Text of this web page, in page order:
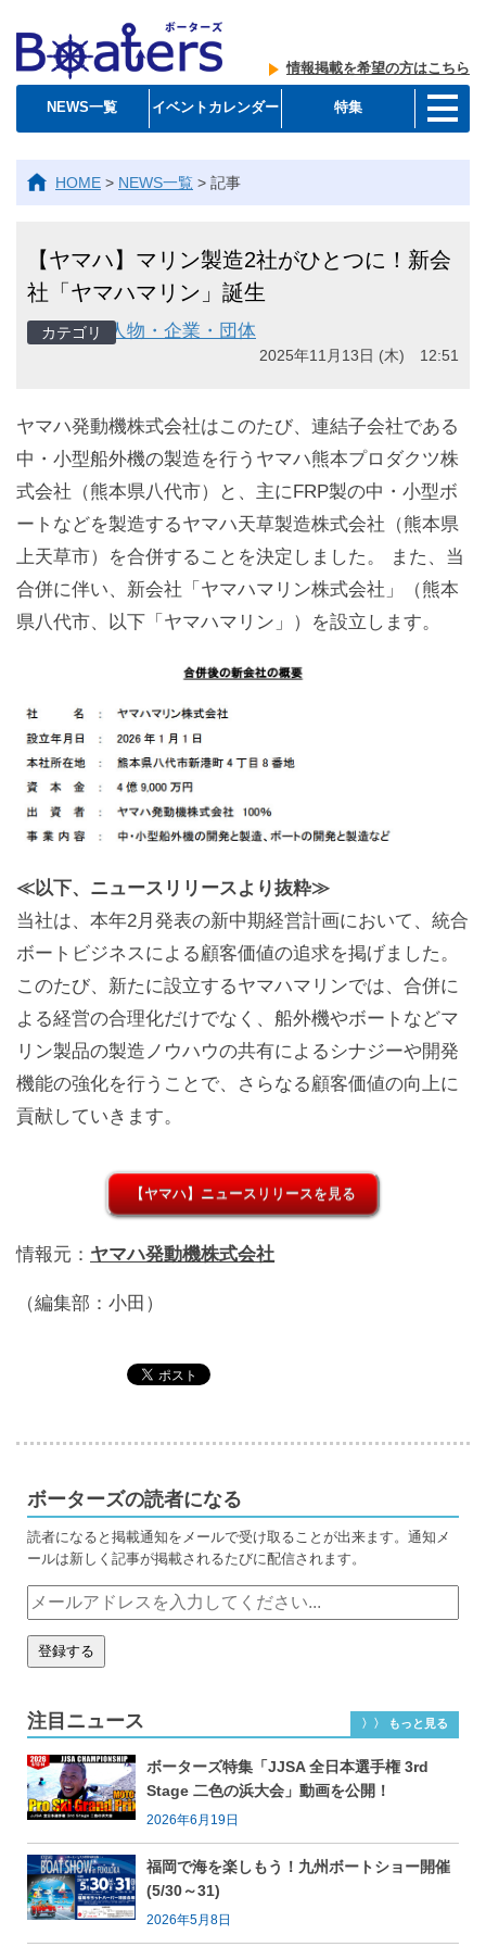
情報掲載を希望の方はこちら
NEWS一覧 イベントカレンダー 特集
HOME > NEWS一覧 > 記事
【ヤマハ】マリン製造2社がひとつに！新会
社「ヤマハマリン」誕生
人物・企業・団体
2025年11月13日 (木) 12:51
ヤマハ発動機株式会社はこのたび、連結子会社である
中・小型船外機の製造を行うヤマハ熊本プロダクツ株
式会社（熊本県八代市）と、主にFRP製の中・小型ボ
ートなどを製造するヤマハ天草製造株式会社（熊本県
上天草市）を合併することを決定しました。 また、当
合併に伴い、新会社「ヤマハマリン株式会社」（熊本
県八代市、以下「ヤマハマリン」）を設立します。
≪以下、ニュースリリースより抜粋≫
当社は、本年2月発表の新中期経営計画において、統合
ボートビジネスによる顧客価値の追求を掲げました。
このたび、新たに設立するヤマハマリンでは、合併に
よる経営の合理化だけでなく、船外機やボートなどマ
リン製品の製造ノウハウの共有によるシナジーや開発
機能の強化を行うことで、さらなる顧客価値の向上に
貢献していきます。
【ヤマハ】ニュースリリースを見る
情報元： ヤマハ発動機株式会社
（編集部：小田）
ボーターズの読者になる
読者になると掲載通知をメールで受け取ることが出来ます。通知メ
ールは新しく記事が掲載されるたびに配信されます。
注目ニュース 〉〉 もっと見る
ボーターズ特集「JJSA 全日本選手権 3rd
Stage 二色の浜大会」動画を公開！
2026年6月19日
福岡で海を楽しもう！九州ボートショー開催
(5/30～31)
2026年5月8日